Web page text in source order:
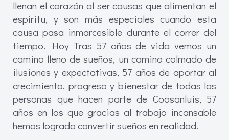
llenan el corazón al ser causas que alimentan el
espíritu, y son más especiales cuando esta
causa pasa inmarcesible durante el correr del
tiempo. Hoy Tras 57 años de vida vemos un
camino lleno de sueños, un camino colmado de
ilusiones y expectativas, 57 años de aportar al
crecimiento, progreso y bienestar de todas las
personas que hacen parte de Coosanluis, 57
años en los que gracias al trabajo incansable
hemos logrado convertir sueños en realidad.